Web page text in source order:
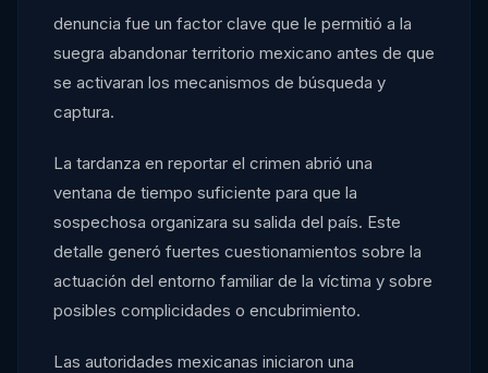
denuncia fue un factor clave que le permitió a la
suegra abandonar territorio mexicano antes de que
se activaran los mecanismos de búsqueda y
captura.
La tardanza en reportar el crimen abrió una
ventana de tiempo suficiente para que la
sospechosa organizara su salida del país. Este
detalle generó fuertes cuestionamientos sobre la
actuación del entorno familiar de la víctima y sobre
posibles complicidades o encubrimiento.
Las autoridades mexicanas iniciaron una